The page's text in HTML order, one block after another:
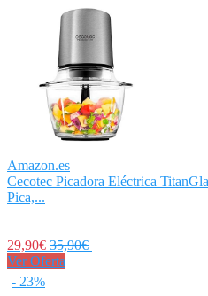
Amazon.es
Cecotec Picadora Eléctrica
Pica,...
29,90€ 35,90€
Ver Oferta
- 23%